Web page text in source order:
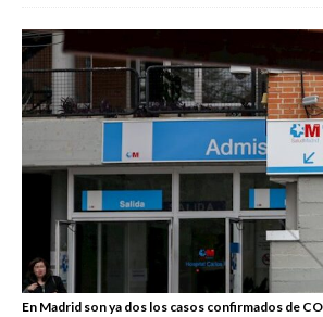
En Madrid son ya dos los casos confirmados de